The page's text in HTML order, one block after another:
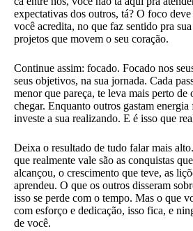
expectativas dos outros, tá? O foco
você acredita, no que faz sentido pra
projetos que movem o seu coração.
Continue assim: focado. Focado nos
seus objetivos, na sua jornada. Cada
menor que pareça, te leva mais perto de
chegar. Enquanto outros gastam
investe a sua realizando. E é isso que
Deixa o resultado de tudo falar mais
que realmente vale são as conquistas
alcançou, o crescimento que teve, as
aprendeu. O que os outros disseram
isso se perde com o tempo. Mas o que
com esforço e dedicação, isso fica, e
de você.